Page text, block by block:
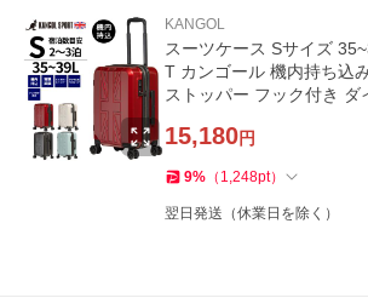
KANGOL
スーツケース Sサイズ
T カンゴール 機内持ち込
ストッパー フック付き ダ
15,180円
9% （ 1,248pt）
翌日発送（休業日を除く）